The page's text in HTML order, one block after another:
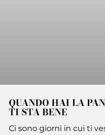
QUANDO HAI LA
TI STA BENE
Ci sono giorni in cui ti